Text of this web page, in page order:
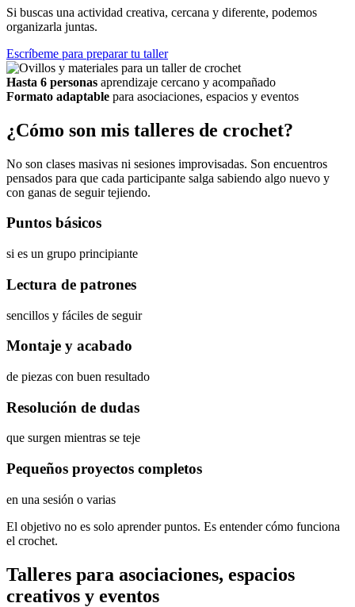
Si buscas una actividad creativa, cercana y diferente, podemos
organizarla juntas.
Escríbeme para preparar tu taller
Hasta 6 personas aprendizaje cercano y acompañado
Formato adaptable para asociaciones, espacios y eventos
¿Cómo son mis talleres de crochet?
No son clases masivas ni sesiones improvisadas. Son encuentros
pensados para que cada participante salga sabiendo algo nuevo y
con ganas de seguir tejiendo.
Puntos básicos
si es un grupo principiante
Lectura de patrones
sencillos y fáciles de seguir
Montaje y acabado
de piezas con buen resultado
Resolución de dudas
que surgen mientras se teje
Pequeños proyectos completos
en una sesión o varias
El objetivo no es solo aprender puntos. Es entender cómo funciona
el crochet.
Talleres para asociaciones, espacios
creativos y eventos